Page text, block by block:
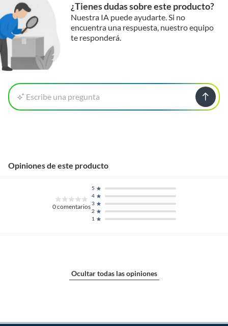
¿Tienes dudas sobre este producto?
Nuestra IA puede ayudarte. Si no
encuentra una respuesta, nuestro equipo
te responderá.
Escribe una pregunta
Opiniones de este producto
0comentarios
1
2
3
4
5
Ocultar todas las opiniones